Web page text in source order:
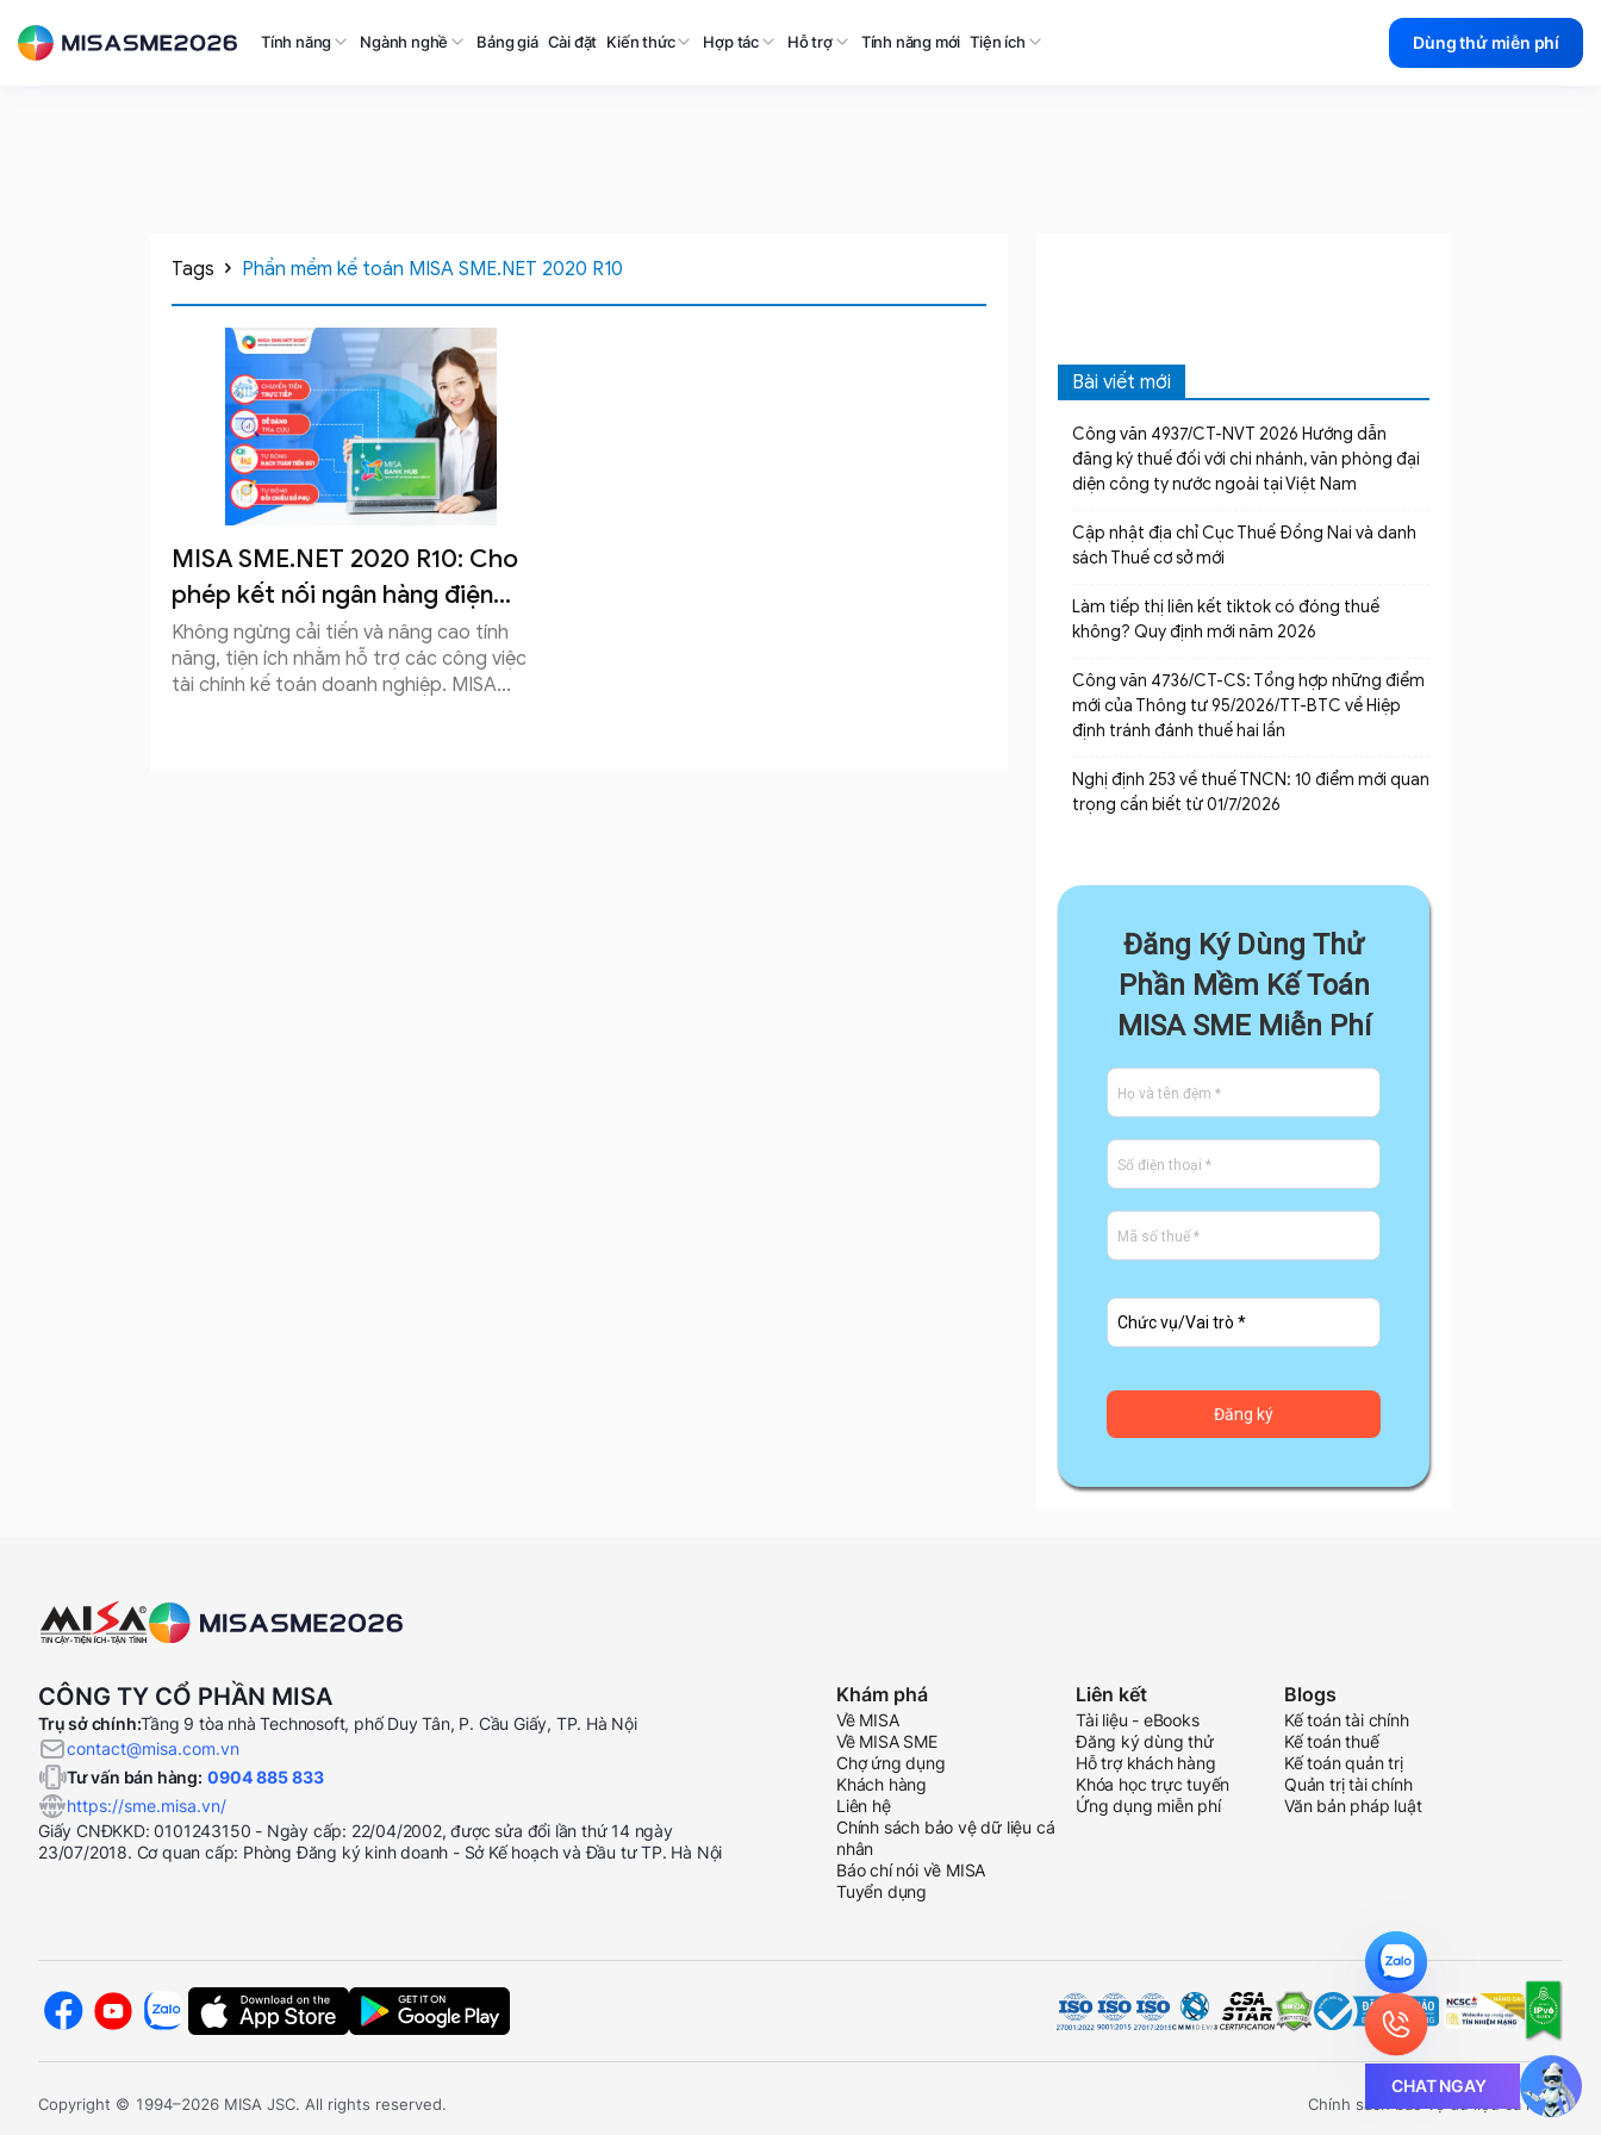
Tính năng Ngành nghề Bảng giá Cài đặt Kiến thức Hợp tác Hỗ trợ Tính năng mới Tiện ích Dùng thử miễn phí
Tags Phần mềm kế toán MISA SME.NET 2020 R10
MISA SME.NET 2020 R10: Cho
phép kết nối ngân hàng điện...
Không ngừng cải tiến và nâng cao tính
năng, tiện ích nhằm hỗ trợ các công việc
tài chính kế toán doanh nghiệp. MISA...
Bài viết mới
Công văn 4937/CT-NVT 2026 Hướng dẫn
đăng ký thuế đối với chi nhánh, văn phòng đại
diện công ty nước ngoài tại Việt Nam
Cập nhật địa chỉ Cục Thuế Đồng Nai và danh
sách Thuế cơ sở mới
Làm tiếp thị liên kết tiktok có đóng thuế
không? Quy định mới năm 2026
Công văn 4736/CT-CS: Tổng hợp những điểm
mới của Thông tư 95/2026/TT-BTC về Hiệp
định tránh đánh thuế hai lần
Nghị định 253 về thuế TNCN: 10 điểm mới quan
trọng cần biết từ 01/7/2026
Đăng Ký Dùng Thử
Phần Mềm Kế Toán
MISA SME Miễn Phí
CÔNG TY CỔ PHẦN MISA
Trụ sở chính:Tầng 9 tòa nhà Technosoft, phố Duy Tân, P. Cầu Giấy, TP. Hà Nội
contact@misa.com.vn
Tư vấn bán hàng: 0904 885 833
https://sme.misa.vn/
Giấy CNĐKKD: 0101243150 - Ngày cấp: 22/04/2002, được sửa đổi lần thứ 14 ngày
23/07/2018. Cơ quan cấp: Phòng Đăng ký kinh doanh - Sở Kế hoạch và Đầu tư TP. Hà Nội
Khám phá
Về MISA
Về MISA SME
Chợ ứng dụng
Khách hàng
Liên hệ
Chính sách bảo vệ dữ liệu cá
nhân
Báo chí nói về MISA
Tuyển dụng
Liên kết
Tài liệu - eBooks
Đăng ký dùng thử
Hỗ trợ khách hàng
Khóa học trực tuyến
Ứng dụng miễn phí
Blogs
Kế toán tài chính
Kế toán thuế
Kế toán quản trị
Quản trị tài chính
Văn bản pháp luật
Copyright © 1994–2026 MISA JSC. All rights reserved. Chính sách bảo vệ dữ liệu cá nhân
CHAT NGAY